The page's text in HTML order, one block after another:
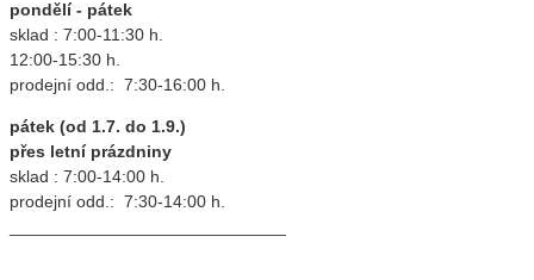
pondělí - pátek
sklad : 7:00-11:30 h.
12:00-15:30 h.
prodejní odd.: 7:30-16:00 h.
pátek (od 1.7. do 1.9.)
přes letní prázdniny
sklad : 7:00-14:00 h.
prodejní odd.: 7:30-14:00 h.